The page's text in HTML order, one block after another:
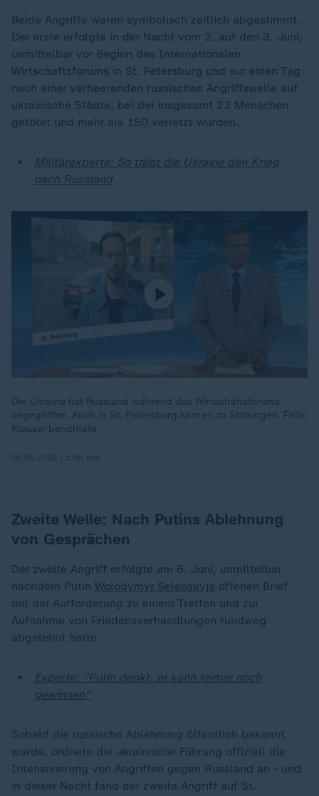
Beide Angriffe waren symbolisch zeitlich abgestimmt.
Der erste erfolgte in der Nacht vom 2. auf den 3. Juni,
unmittelbar vor Beginn des Internationalen
Wirtschaftsforums in St. Petersburg und nur einen Tag
nach einer verheerenden russischen Angriffswelle auf
ukrainische Städte, bei der insgesamt 23 Menschen
getötet und mehr als 150 verletzt wurden.
Militärexperte: So trägt die Ukraine den Krieg
nach Russland
Die Ukraine hat Russland während des Wirtschaftsforums
angegriffen. Auch in St. Petersburg kam es zu Störungen. Felix
Klauser berichtete.
Zweite Welle: Nach Putins Ablehnung
von Gesprächen
Der zweite Angriff erfolgte am 6. Juni, unmittelbar
nachdem Putin Wolodymyr Selenskyjs offenen Brief
mit der Aufforderung zu einem Treffen und zur
Aufnahme von Friedensverhandlungen rundweg
abgelehnt hatte.
Experte: "Putin denkt, er kann immer noch
gewinnen"
Sobald die russische Ablehnung öffentlich bekannt
wurde, ordnete die ukrainische Führung offiziell die
Intensivierung von Angriffen gegen Russland an - und
in dieser Nacht fand der zweite Angriff auf St.